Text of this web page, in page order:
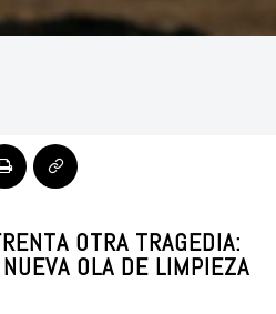
OTRA TRAGEDIA:
OLA DE LIMPIEZA